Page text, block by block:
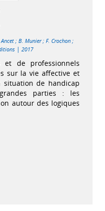
; B. Munier; F. Crochon ;
| 2017
et de professionnels
sur la vie affective et
situation de handicap
parties : les
autour des logiques